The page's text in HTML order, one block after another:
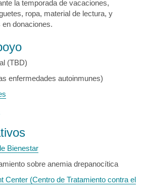
la temporada de vacaciones,
ropa, material de lectura, y
donaciones.
(TBD)
enfermedades autoinmunes)
Bienestar
sobre anemia drepanocítica
Center (Centro de Tratamiento contra el